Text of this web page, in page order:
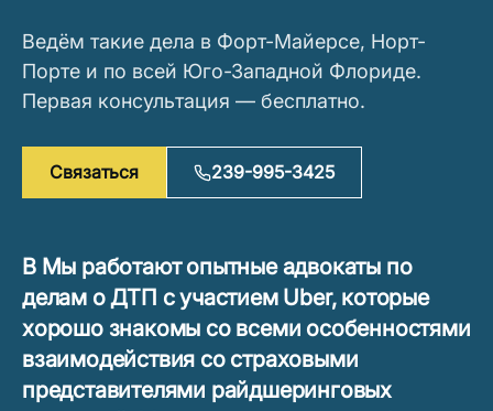
Ведём такие дела в Форт-Майерсе, Норт-
Порте и по всей Юго-Западной Флориде.
Первая консультация — бесплатно.
Связаться 239-995-3425
В Мы работают опытные адвокаты по
делам о ДТП с участием Uber, которые
хорошо знакомы со всеми особенностями
взаимодействия со страховыми
представителями райдшеринговых